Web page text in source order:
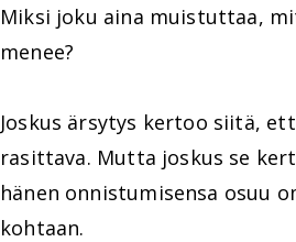
Miksi joku aina muistuttaa,
menee?
Joskus ärsytys kertoo siitä,
rasittava. Mutta joskus se
hänen onnistumisensa osuu
kohtaan.